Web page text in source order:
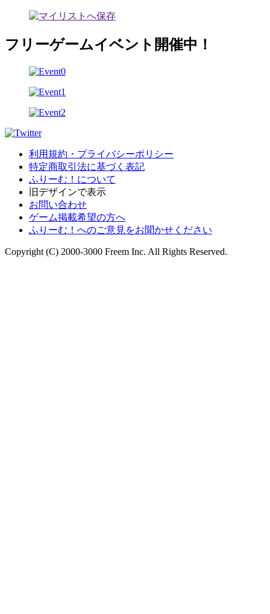
フリーゲームイベント開催中！
利用規約・プライバシーポリシー
特定商取引法に基づく表記
ふりーむ！について
旧デザインで表示
お問い合わせ
ゲーム掲載希望の方へ
ふりーむ！へのご意見をお聞かせください
Copyright (C) 2000-3000 Freem Inc. All Rights Reserved.